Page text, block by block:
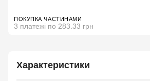
ПОКУПКА ЧАСТИНАМИ
3 платежі по 283.33 грн
Характеристики